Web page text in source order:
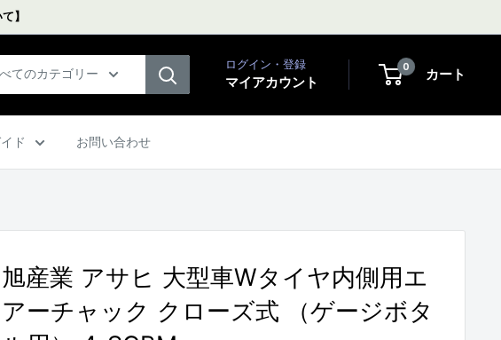
】
てのカテゴリー
ログイン・登録
マイアカウント
0 カート
ド お問い合わせ
旭産業 アサヒ 大型車Wタイヤ内側用エ
アーチャック クローズ式 （ゲージボタ